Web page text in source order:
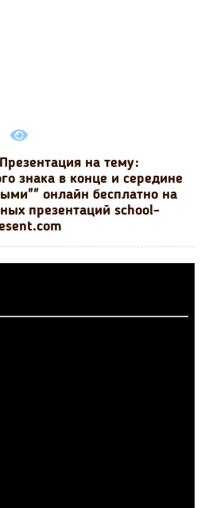
на тему:
знака в конце и середине
онлайн бесплатно на
презентаций school-